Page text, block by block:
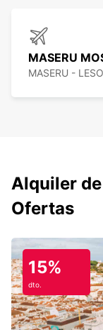
MASERU
MASERU -
Alquiler
Ofertas
15%
dto.